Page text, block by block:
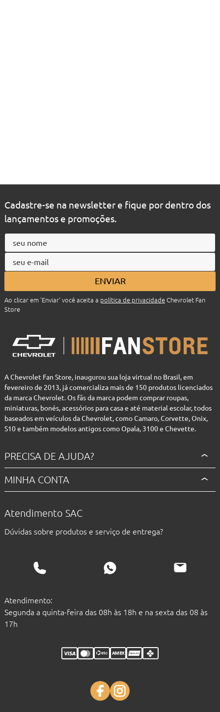
Cadastre-se na newsletter e fique por dentro dos
lançamentos e promoções.
ENVIAR
Ao clicar em 'Enviar' você aceita a política de privacidadeChevrolet Fan
Store
A Chevrolet Fan Store, inaugurou sua loja virtual no Brasil, em
fevereiro de 2013, já comercializa mais de 150 produtos licenciados
da marca Chevrolet. Os fãs da marca podem comprar roupas,
miniaturas, bonés, acessórios para casa e até material escolar, todos
baseados em veículos da Chevrolet, como Camaro, Corvette, Onix,
S10 e também modelos antigos como Opala, 3100 e Chevette.
PRECISA DE AJUDA?
MINHA CONTA
Atendimento SAC
Dúvidas sobre produtos e serviço de entrega?
Atendimento:
Segunda a quinta-feira das 08h às 18h e na sexta das 08 às
17h